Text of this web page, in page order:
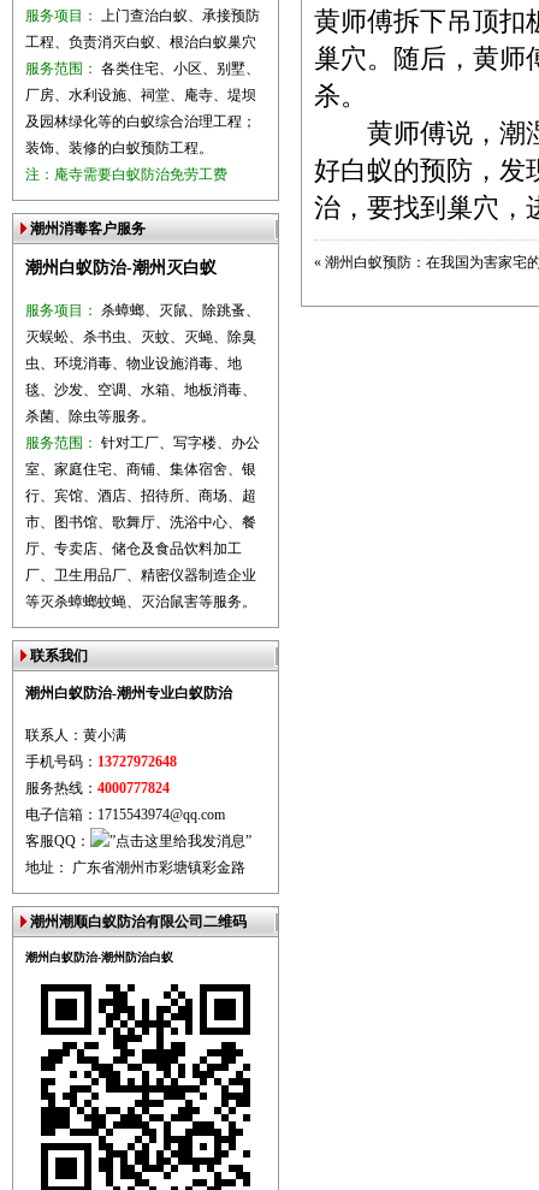
服务项目： 上门查治白蚁、承接预防
工程、负责消灭白蚁、根治白蚁巢穴
服务范围： 各类住宅、小区、别墅、
厂房、水利设施、祠堂、庵寺、堤坝
及园林绿化等的白蚁综合治理工程；
装饰、装修的白蚁预防工程。
注：庵寺需要白蚁防治免劳工费
潮州消毒客户服务
潮州白蚁防治-潮州灭白蚁
服务项目： 杀蟑螂、灭鼠、除跳蚤、
灭蜈蚣、杀书虫、灭蚊、灭蝇、除臭
虫、环境消毒、物业设施消毒、地
毯、沙发、空调、水箱、地板消毒、
杀菌、除虫等服务。
服务范围： 针对工厂、写字楼、办公
室、家庭住宅、商铺、集体宿舍、银
行、宾馆、酒店、招待所、商场、超
市、图书馆、歌舞厅、洗浴中心、餐
厅、专卖店、储仓及食品饮料加工
厂、卫生用品厂、精密仪器制造企业
等灭杀蟑螂蚊蝇、灭治鼠害等服务。
联系我们
潮州白蚁防治-潮州专业白蚁防治
联系人：黄小满
手机号码： 13727972648
服务热线： 4000777824
电子信箱：1715543974@qq.com
客服QQ：
地址： 广东省潮州市彩塘镇彩金路
潮州潮顺白蚁防治有限公司二维码
潮州白蚁防治-潮州防治白蚁
黄师傅拆下吊顶扣
巢穴。随后，黄师
杀。
黄师傅说，潮湿
好白蚁的预防，发
治，要找到巢穴，
« 潮州白蚁预防：在我国为害家宅